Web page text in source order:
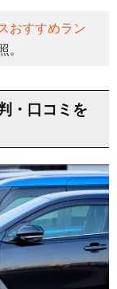
おすすめラン
。
・口コミを